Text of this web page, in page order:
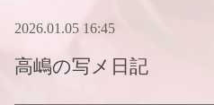
2026.01.05 16:45
高嶋の写メ日記